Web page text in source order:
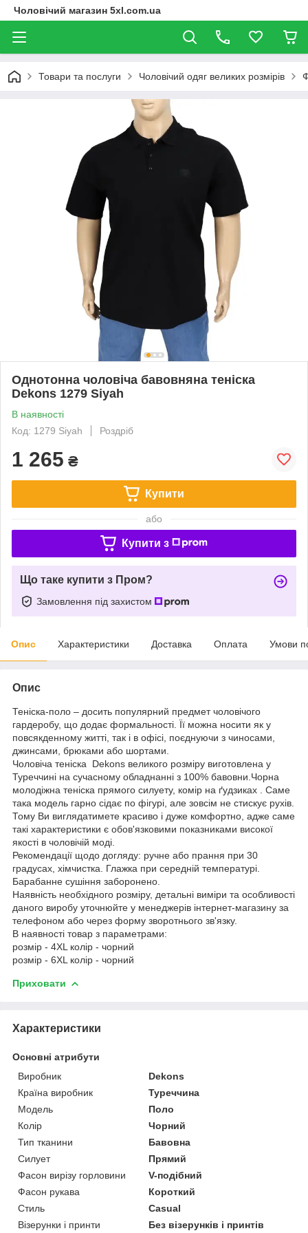
Чоловічий магазин 5xl.com.ua
Товари та послуги Чоловічий одяг великих розмірів
Однотонна чоловіча бавовняна теніска
Dekons 1279 Siyah
В наявності
Код: 1279 Siyah
Роздріб
1 265 ₴
Купити
або
Купити з
Що таке купити з Пром?
Замовлення під захистом
Опис Характеристики Доставка Оплата Умови
Опис
Теніска-поло – досить популярний предмет чоловічого
гардеробу, що додає формальності. Її можна носити як у
повсякденному житті, так і в офісі, поєднуючи з чиносами,
джинсами, брюками або шортами.
Чоловіча теніска Dekons великого розміру виготовлена у
Туреччині на сучасному обладнанні з 100% бавовни.Чорна
молодіжна теніска прямого силуету, комір на ґудзиках . Саме
така модель гарно сідає по фігурі, але зовсім не стискує рухів.
Тому Ви виглядатимете красиво і дуже комфортно, адже саме
такі характеристики є обов'язковими показниками високої
якості в чоловічій моді.
Рекомендації щодо догляду: ручне або прання при 30
градусах, хімчистка. Глажка при середній температурі.
Барабанне сушіння заборонено.
Наявність необхідного розміру, детальні виміри та особливості
даного виробу уточнюйте у менеджерів інтернет-магазину за
телефоном або через форму зворотнього зв'язку.
В наявності товар з параметрами:
розмір - 4XL колір - чорний
розмір - 6XL колір - чорний
Приховати
Характеристики
Основні атрибути
Виробник
Dekons
Країна виробник
Туреччина
Модель
Поло
Колір
Чорний
Тип тканини
Бавовна
Силует
Прямий
Фасон вирізу горловини
V-подібний
Фасон рукава
Короткий
Стиль
Casual
Візерунки і принти
Без візерунків і принтів